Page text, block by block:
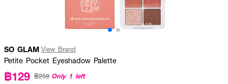
SO GLAM View Brand
Petite Pocket Eyeshadow Palette
฿129 ฿259 Only 1 left